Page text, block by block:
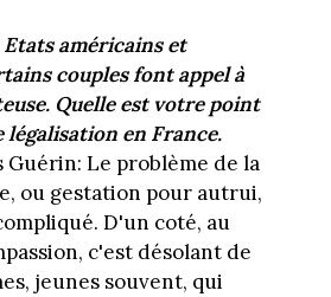
américains et
couples font appel à
Quelle est votre point
légalisation en France.
Guérin: Le problème de la
ou gestation pour autrui,
D'un coté, au
c'est désolant de
jeunes souvent, qui